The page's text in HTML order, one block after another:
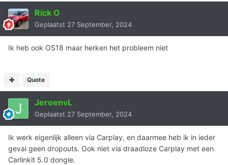
Rick O
Geplaatst 27 September, 2024
Ik heb ook OS18 maar herken het probleem niet
Quote
JeroenvL
Geplaatst 27 September, 2024
Ik werk eigenlijk alleen via Carplay, en daarmee heb ik in ieder
geval geen dropouts. Ook niet via draadloze Carplay met een
Carlinkit 5.0 dongle.